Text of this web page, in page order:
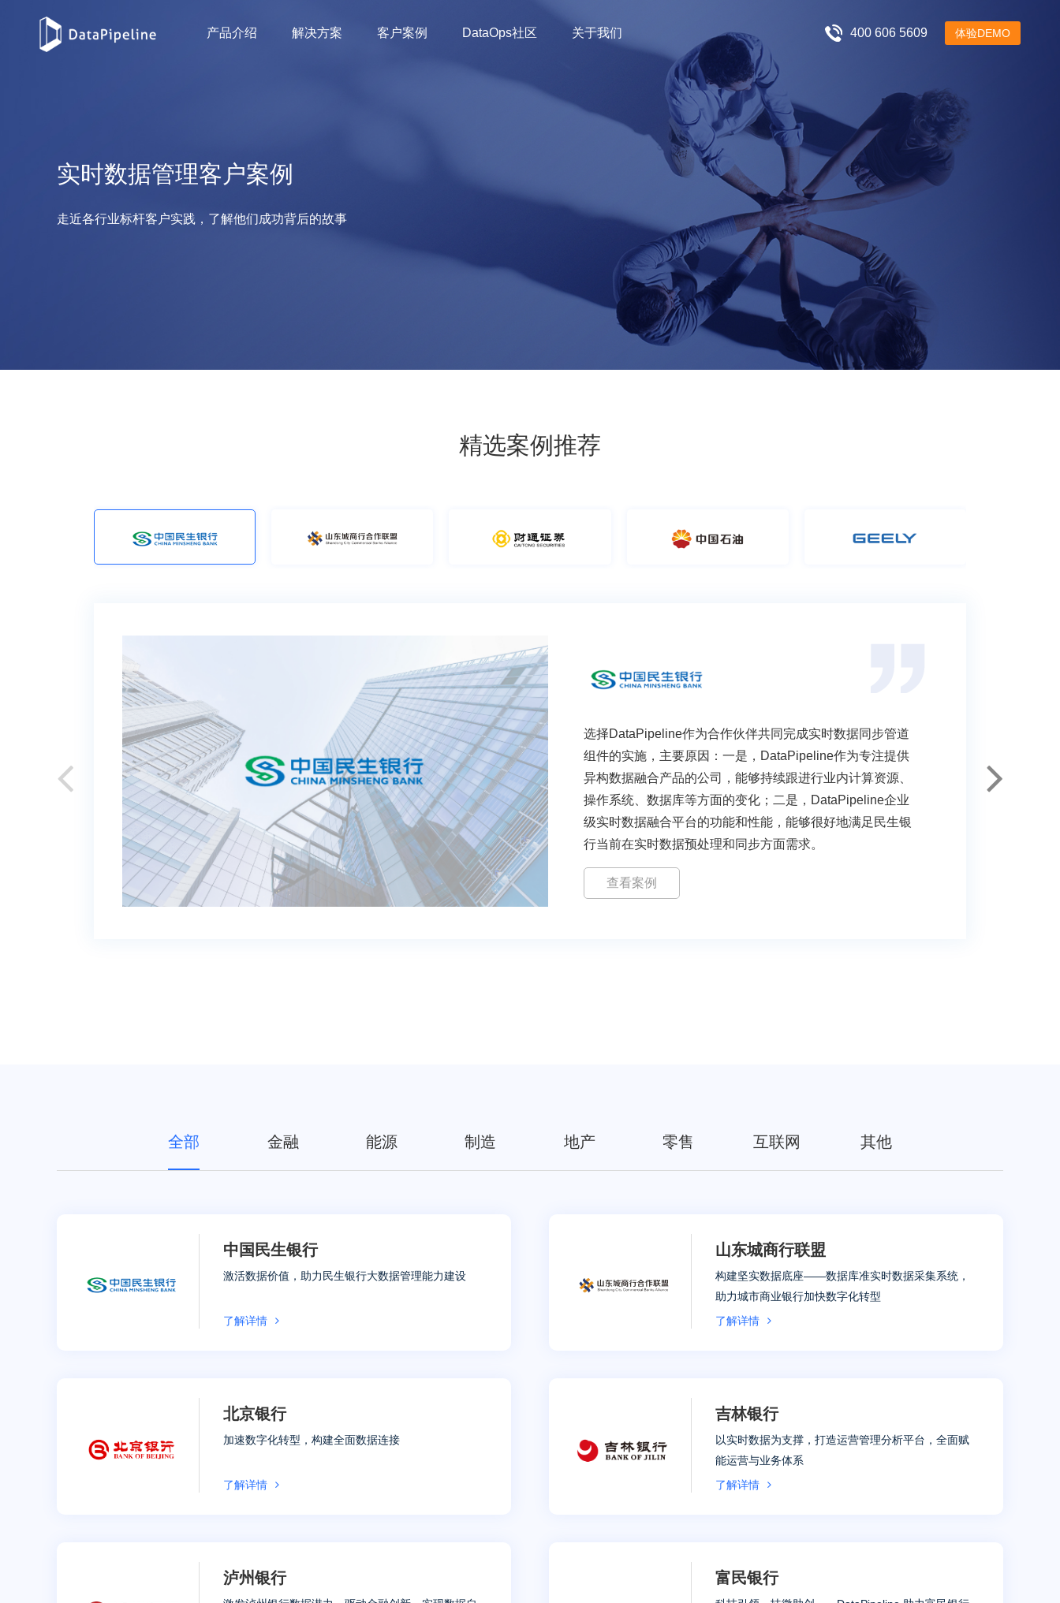
产品介绍 解决方案 客户案例 DataOps社区 关于我们 400 606 5609 体验DEMO
实时数据管理客户案例
走近各行业标杆客户实践，了解他们成功背后的故事
精选案例推荐
选择DataPipeline作为合作伙伴共同完成实时数据同步管道
组件的实施，主要原因：一是，DataPipeline作为专注提供
异构数据融合产品的公司，能够持续跟进行业内计算资源、
操作系统、数据库等方面的变化；二是，DataPipeline企业
级实时数据融合平台的功能和性能，能够很好地满足民生银
行当前在实时数据预处理和同步方面需求。
查看案例
全部 金融 能源 制造 地产 零售 互联网 其他
中国民生银行
激活数据价值，助力民生银行大数据管理能力建设
了解详情
山东城商行联盟
构建坚实数据底座——数据库准实时数据采集系统，
助力城市商业银行加快数字化转型
了解详情
北京银行
加速数字化转型，构建全面数据连接
了解详情
吉林银行
以实时数据为支撑，打造运营管理分析平台，全面赋
能运营与业务体系
了解详情
泸州银行 富民银行